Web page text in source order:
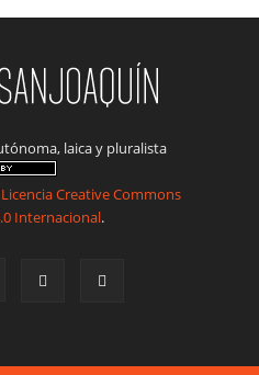
laica y pluralista
Licencia Creative Commons
Internacional.